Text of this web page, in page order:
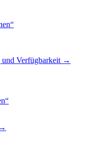
und Verfügbarkeit →